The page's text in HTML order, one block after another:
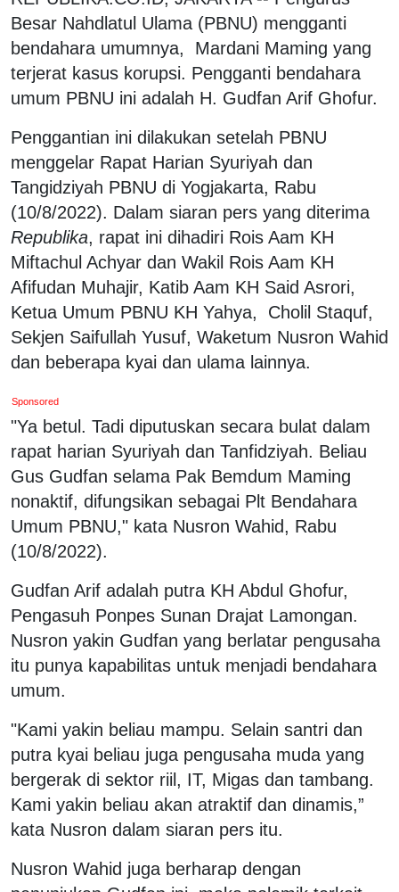
Besar Nahdlatul Ulama (PBNU) mengganti
bendahara umumnya, Mardani Maming yang
terjerat kasus korupsi. Pengganti bendahara
umum PBNU ini adalah H. Gudfan Arif Ghofur.
Penggantian ini dilakukan setelah PBNU
menggelar Rapat Harian Syuriyah dan
Tangidziyah PBNU di Yogjakarta, Rabu
(10/8/2022). Dalam siaran pers yang diterima
Republika, rapat ini dihadiri Rois Aam KH
Miftachul Achyar dan Wakil Rois Aam KH
Afifudan Muhajir, Katib Aam KH Said Asrori,
Ketua Umum PBNU KH Yahya, Cholil Staquf,
Sekjen Saifullah Yusuf, Waketum Nusron Wahid
dan beberapa kyai dan ulama lainnya.
Sponsored
"Ya betul. Tadi diputuskan secara bulat dalam
rapat harian Syuriyah dan Tanfidziyah. Beliau
Gus Gudfan selama Pak Bemdum Maming
nonaktif, difungsikan sebagai Plt Bendahara
Umum PBNU," kata Nusron Wahid, Rabu
(10/8/2022).
Gudfan Arif adalah putra KH Abdul Ghofur,
Pengasuh Ponpes Sunan Drajat Lamongan.
Nusron yakin Gudfan yang berlatar pengusaha
itu punya kapabilitas untuk menjadi bendahara
umum.
"Kami yakin beliau mampu. Selain santri dan
putra kyai beliau juga pengusaha muda yang
bergerak di sektor riil, IT, Migas dan tambang.
Kami yakin beliau akan atraktif dan dinamis,”
kata Nusron dalam siaran pers itu.
Nusron Wahid juga berharap dengan